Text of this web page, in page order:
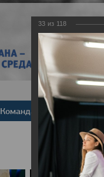
Команда
33 из 118